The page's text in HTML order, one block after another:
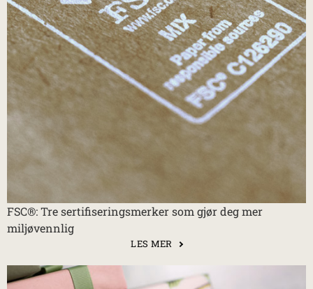
FSC®: Tre sertifiseringsmerker som gjør deg mer
miljøvennlig
LES MER